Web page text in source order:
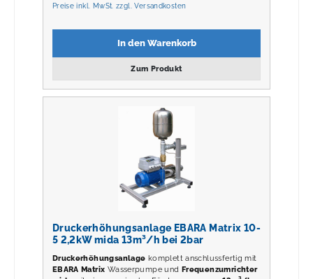
Preise inkl. MwSt. zzgl. Versandkosten
In den Warenkorb
Zum Produkt
Druckerhöhungsanlage EBARA Matrix 10-
5 2,2kW mida 13m³/h bei 2bar
Druckerhöhungsanlage komplett anschlussfertig mit
EBARA Matrix Wasserpumpe und Frequenzumrichter